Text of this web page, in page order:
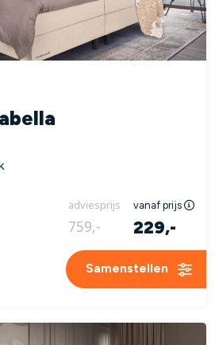
adviesprijs vanaf prijs
759,- 229,-
Samenstellen